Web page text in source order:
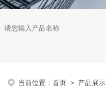
当前位置：首页 > 产品展示